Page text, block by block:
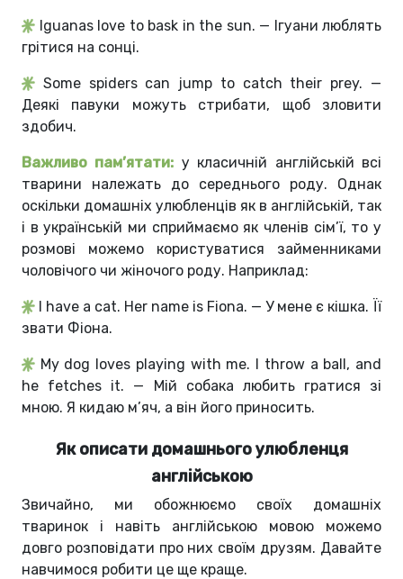
Iguanas love to bask in the sun. — Ігуани люблять
грітися на сонці.
Some spiders can jump to catch their prey. —
Деякі павуки можуть стрибати, щоб зловити
здобич.
Важливо пам’ятати: у класичній англійській всі
тварини належать до середнього роду. Однак
оскільки домашніх улюбленців як в англійській, так
і в українській ми сприймаємо як членів сім’ї, то у
розмові можемо користуватися займенниками
чоловічого чи жіночого роду. Наприклад:
I have a cat. Her name is Fiona. — У мене є кішка. Її
звати Фіона.
My dog loves playing with me. I throw a ball, and
he fetches it. — Мій собака любить гратися зі
мною. Я кидаю м’яч, а він його приносить.
Як описати домашнього улюбленця
англійською
Звичайно, ми обожнюємо своїх домашніх
тваринок і навіть англійською мовою можемо
довго розповідати про них своїм друзям. Давайте
навчимося робити це ще краще.